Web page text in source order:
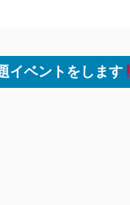
イベントをします